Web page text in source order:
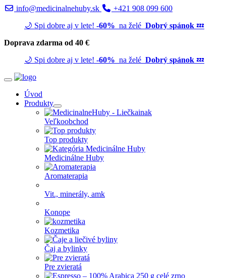
info@medicinalnehuby.sk
+421 908 099 600
🌙 Spi dobre aj v lete! -60% na želé Dobrý spánok 💤
Doprava zdarma od 40 €
🌙 Spi dobre aj v lete! -60% na želé Dobrý spánok 💤
Úvod
Produkty
Veľkoobchod
Top produkty
Medicinálne Huby
Aromaterapia
Vit., minerály, amk
Konope
Kozmetika
Čaj a bylinky
Pre zvieratá